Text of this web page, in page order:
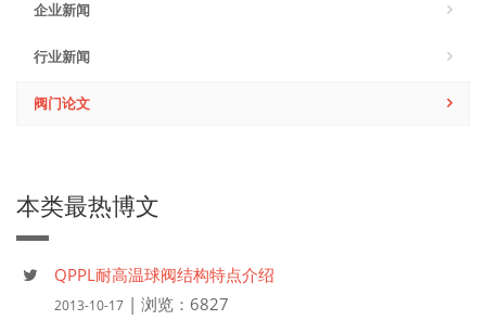
企业新闻
行业新闻
阀门论文
本类最热博文
QPPL耐高温球阀结构特点介绍
2013-10-17 | 浏览：6827